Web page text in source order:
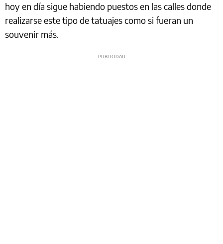
hoy en día sigue habiendo puestos en las calles donde
realizarse este tipo de tatuajes como si fueran un
souvenir más.